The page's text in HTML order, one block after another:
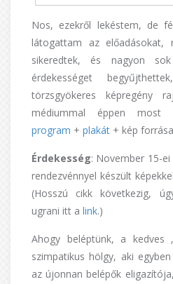
Nos, ezekről lekéstem, de
látogattam az előadásokat,
sikeredtek, és nagyon
érdekességet
törzsgyökeres képregény
médiummal éppen most
program + plakát + kép
Érdekesség: November 15-ei
rendezvénnyel készült
(Hosszú cikk következig,
ugrani itt a link.)
Ahogy beléptünk, a kedves
szimpatikus hölgy, aki
az újonnan belépők